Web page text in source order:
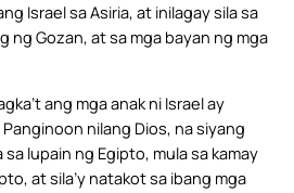
Israel sa Asiria, at inilagay sila sa
ng Gozan, at sa mga bayan ng mga
ang mga anak ni Israel ay
nilang Dios, na siyang
lupain ng Egipto, mula sa kamay
at sila’y natakot sa ibang mga